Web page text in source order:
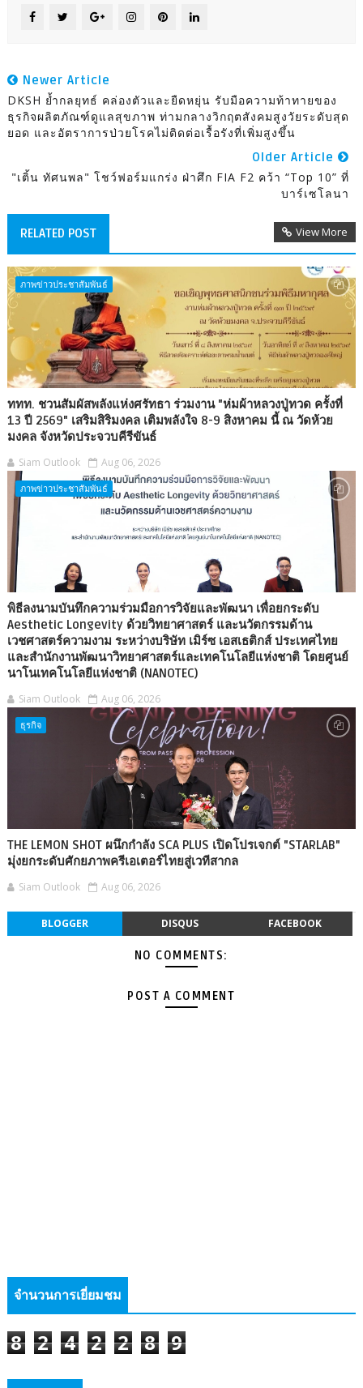
Newer Article
DKSH ย้ำกลยุทธ์ คล่องตัวและยืดหยุ่น รับมือความท้าทายของ
ธุรกิจผลิตภัณฑ์ดูแลสุขภาพ ท่ามกลางวิกฤตสังคมสูงวัยระดับสุด
ยอด และอัตราการป่วยโรคไม่ติดต่อเรื้อรังที่เพิ่มสูงขึ้น
Older Article
"เติ้น ทัศนพล" โชว์ฟอร์มแกร่ง ฝ่าศึก FIA F2 คว้า “Top 10” ที่
บาร์เซโลนา
RELATED POST View More
ภาพข่าวประชาสัมพันธ์
ททท. ชวนสัมผัสพลังแห่งศรัทธา ร่วมงาน "ห่มผ้าหลวงปู่ทวด ครั้งที่
13 ปี 2569" เสริมสิริมงคล เติมพลังใจ 8-9 สิงหาคม นี้ ณ วัดห้วย
มงคล จังหวัดประจวบคีรีขันธ์
Siam Outlook Aug 06, 2026
ภาพข่าวประชาสัมพันธ์
พิธีลงนามบันทึกความร่วมมือการวิจัยและพัฒนา เพื่อยกระดับ
Aesthetic Longevity ด้วยวิทยาศาสตร์ และนวัตกรรมด้าน
เวชศาสตร์ความงาม ระหว่างบริษัท เมิร์ซ เอสเธติกส์ ประเทศไทย
และสำนักงานพัฒนาวิทยาศาสตร์และเทคโนโลยีแห่งชาติ โดยศูนย์
นาโนเทคโนโลยีแห่งชาติ (NANOTEC)
Siam Outlook Aug 06, 2026
ธุรกิจ
THE LEMON SHOT ผนึกกำลัง SCA PLUS เปิดโปรเจกต์ "STARLAB"
มุ่งยกระดับศักยภาพครีเอเตอร์ไทยสู่เวทีสากล
Siam Outlook Aug 06, 2026
BLOGGER DISQUS FACEBOOK
NO COMMENTS:
POST A COMMENT
จำนวนการเยี่ยมชม
8 2 4 2 2 8 9